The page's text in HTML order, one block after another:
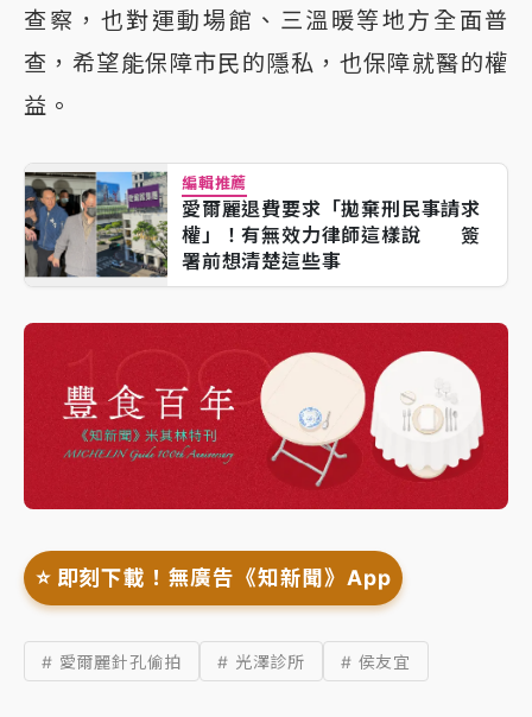
查察，也對運動場館、三溫暖等地方全面普
查，希望能保障市民的隱私，也保障就醫的權
益。
編輯推薦
愛爾麗退費要求「拋棄刑民事請求
權」！有無效力律師這樣說 簽
署前想清楚這些事
⭐️ 即刻下載！無廣告《知新聞》App
# 愛爾麗針孔偷拍 # 光澤診所 # 侯友宜